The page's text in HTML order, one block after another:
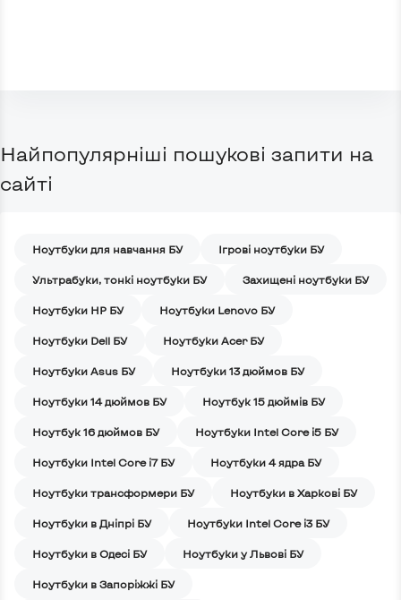
Найпопулярніші пошукові запити на
сайті
Ноутбуки для навчання БУ Iгрові ноутбуки БУ
Ультрабуки, тонкі ноутбуки БУ Захищені ноутбуки БУ
Ноутбуки HP БУ Ноутбуки Lenovo БУ
Ноутбуки Dell БУ Ноутбуки Acer БУ
Ноутбуки Asus БУ Ноутбуки 13 дюймов БУ
Ноутбуки 14 дюймов БУ Ноутбук 15 дюймів БУ
Ноутбук 16 дюймов БУ Ноутбуки Intel Core i5 БУ
Ноутбуки Intel Core i7 БУ Ноутбуки 4 ядра БУ
Ноутбуки трансформери БУ Ноутбуки в Харкові БУ
Ноутбуки в Дніпрі БУ Ноутбуки Intel Core i3 БУ
Ноутбуки в Одесі БУ Ноутбуки у Львові БУ
Ноутбуки в Запоріжжі БУ